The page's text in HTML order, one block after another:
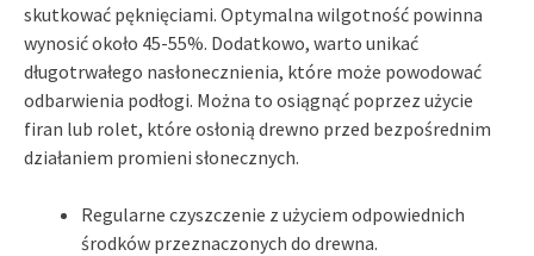
skutkować pęknięciami. Optymalna wilgotność powinna
wynosić około 45-55%. Dodatkowo, warto unikać
długotrwałego nasłonecznienia, które może powodować
odbarwienia podłogi. Można to osiągnąć poprzez użycie
firan lub rolet, które osłonią drewno przed bezpośrednim
działaniem promieni słonecznych.
Regularne czyszczenie z użyciem odpowiednich
środków przeznaczonych do drewna.